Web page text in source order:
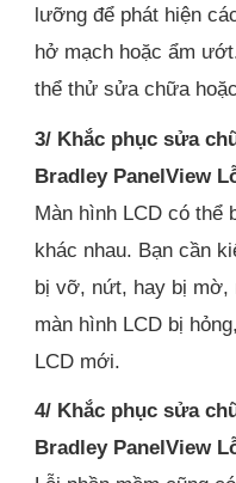
lưỡng để phát hiện
hở mạch hoặc ẩm
thể thử sửa chữa
3/ Khắc phục sửa
Bradley PanelView
Màn hình LCD có thể
khác nhau. Bạn cần
bị vỡ, nứt, hay bị mờ,
màn hình LCD bị
LCD mới.
4/ Khắc phục sửa
Bradley PanelView